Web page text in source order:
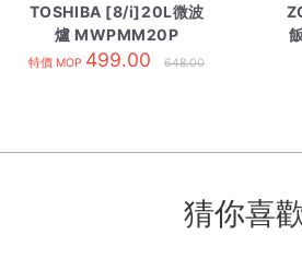
TOSHIBA [8/i]20L微波
爐 MWPMM20P
特價 MOP 499.00 648.00
猜你喜